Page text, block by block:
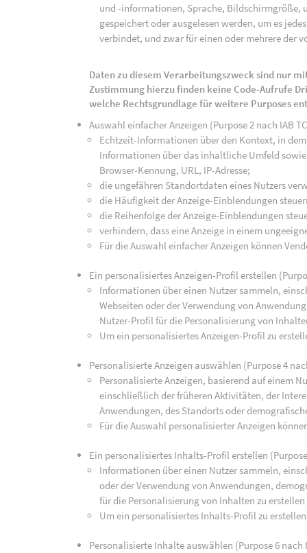
und -informationen, Sprache, Bildschirmgröße,
gespeichert oder ausgelesen werden, um es
verbindet, und zwar für einen oder mehrere der
Daten zu diesem Verarbeitungszweck sind nur
Zustimmung hierzu finden keine Code-Aufrufe
welche Rechtsgrundlage für weitere Purposes
Auswahl einfacher Anzeigen (Purpose 2 nach IAB
Echtzeit-Informationen über den Kontext, in
Informationen über das inhaltliche Umfeld
Browser-Kennung, URL, IP-Adresse;
die ungefähren Standortdaten eines Nutzers
die Häufigkeit der Anzeige-Einblendungen
die Reihenfolge der Anzeige-Einblendungen
verhindern, dass eine Anzeige in einem
Für die Auswahl einfacher Anzeigen können
Ein personalisiertes Anzeigen-Profil erstellen
Informationen über einen Nutzer sammeln,
Webseiten oder der Verwendung von
Nutzer-Profil für die Personalisierung von
Um ein personalisiertes Anzeigen-Profil zu
Personalisierte Anzeigen auswählen (Purpose 4
Personalisierte Anzeigen, basierend auf einem
einschließlich der früheren Aktivitäten, der
Anwendungen, des Standorts oder
Für die Auswahl personalisierter Anzeigen
Ein personalisiertes Inhalts-Profil erstellen
Informationen über einen Nutzer sammeln,
oder der Verwendung von Anwendungen,
für die Personalisierung von Inhalten zu
Um ein personalisiertes Inhalts-Profil zu
Personalisierte Inhalte auswählen (Purpose 6 nach